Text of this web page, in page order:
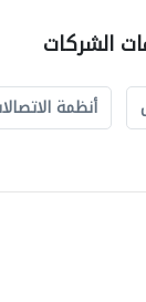
الشركات
أنظمة